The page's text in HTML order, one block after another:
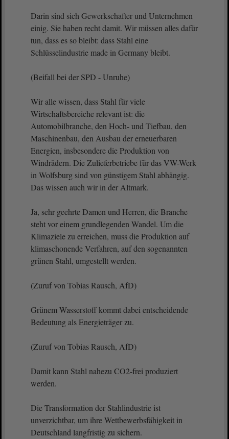
Darin sind sich Gewerkschafter und Unternehmen
einig. Sie haben recht damit. Wir müssen alles dafür
tun, dass es so bleibt: dass Stahl eine
Schlüsselindustrie made in Germany bleibt.
(Beifall bei der SPD - Unruhe)
Wir alle wissen, dass Stahl für viele
Wirtschaftsbereiche relevant ist: die
Automobilbranche, den Hoch- und Tiefbau, den
Maschinenbau, den Ausbau der erneuerbaren
Energien, insbesondere die Produktion von
Windrädern. Die Zulieferbetriebe für das VW-Werk
in Wolfsburg sind von günstigem Stahl abhängig.
Das wissen auch wir in der Altmark.
Ja, sehr geehrte Damen und Herren, die Branche
steht vor einem grundlegenden Wandel. Um die
Klimaziele zu erreichen, muss die Produktion auf
klimaschonende Verfahren, auf den sogenannten
grünen Stahl, umgestellt werden.
(Zuruf von Tobias Rausch, AfD)
Grünem Wasserstoff kommt dabei entscheidende
Bedeutung als Energieträger zu.
(Zuruf von Tobias Rausch, AfD)
Damit kann Stahl nahezu CO2-frei produziert
werden.
Die Transformation der Stahlindustrie ist
unverzichtbar, um ihre Wettbewerbsfähigkeit in
Deutschland langfristig zu sichern.